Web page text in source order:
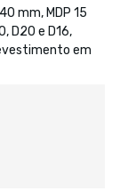
mm, MDP 15
D20 e D16,
em